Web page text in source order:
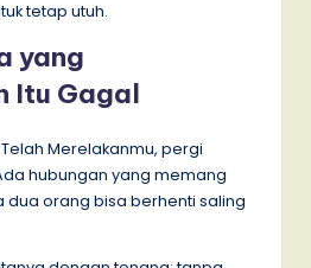
tetap utuh.
yang
Itu Gagal
Merelakanmu, pergi
hubungan yang memang
dua orang bisa berhenti saling